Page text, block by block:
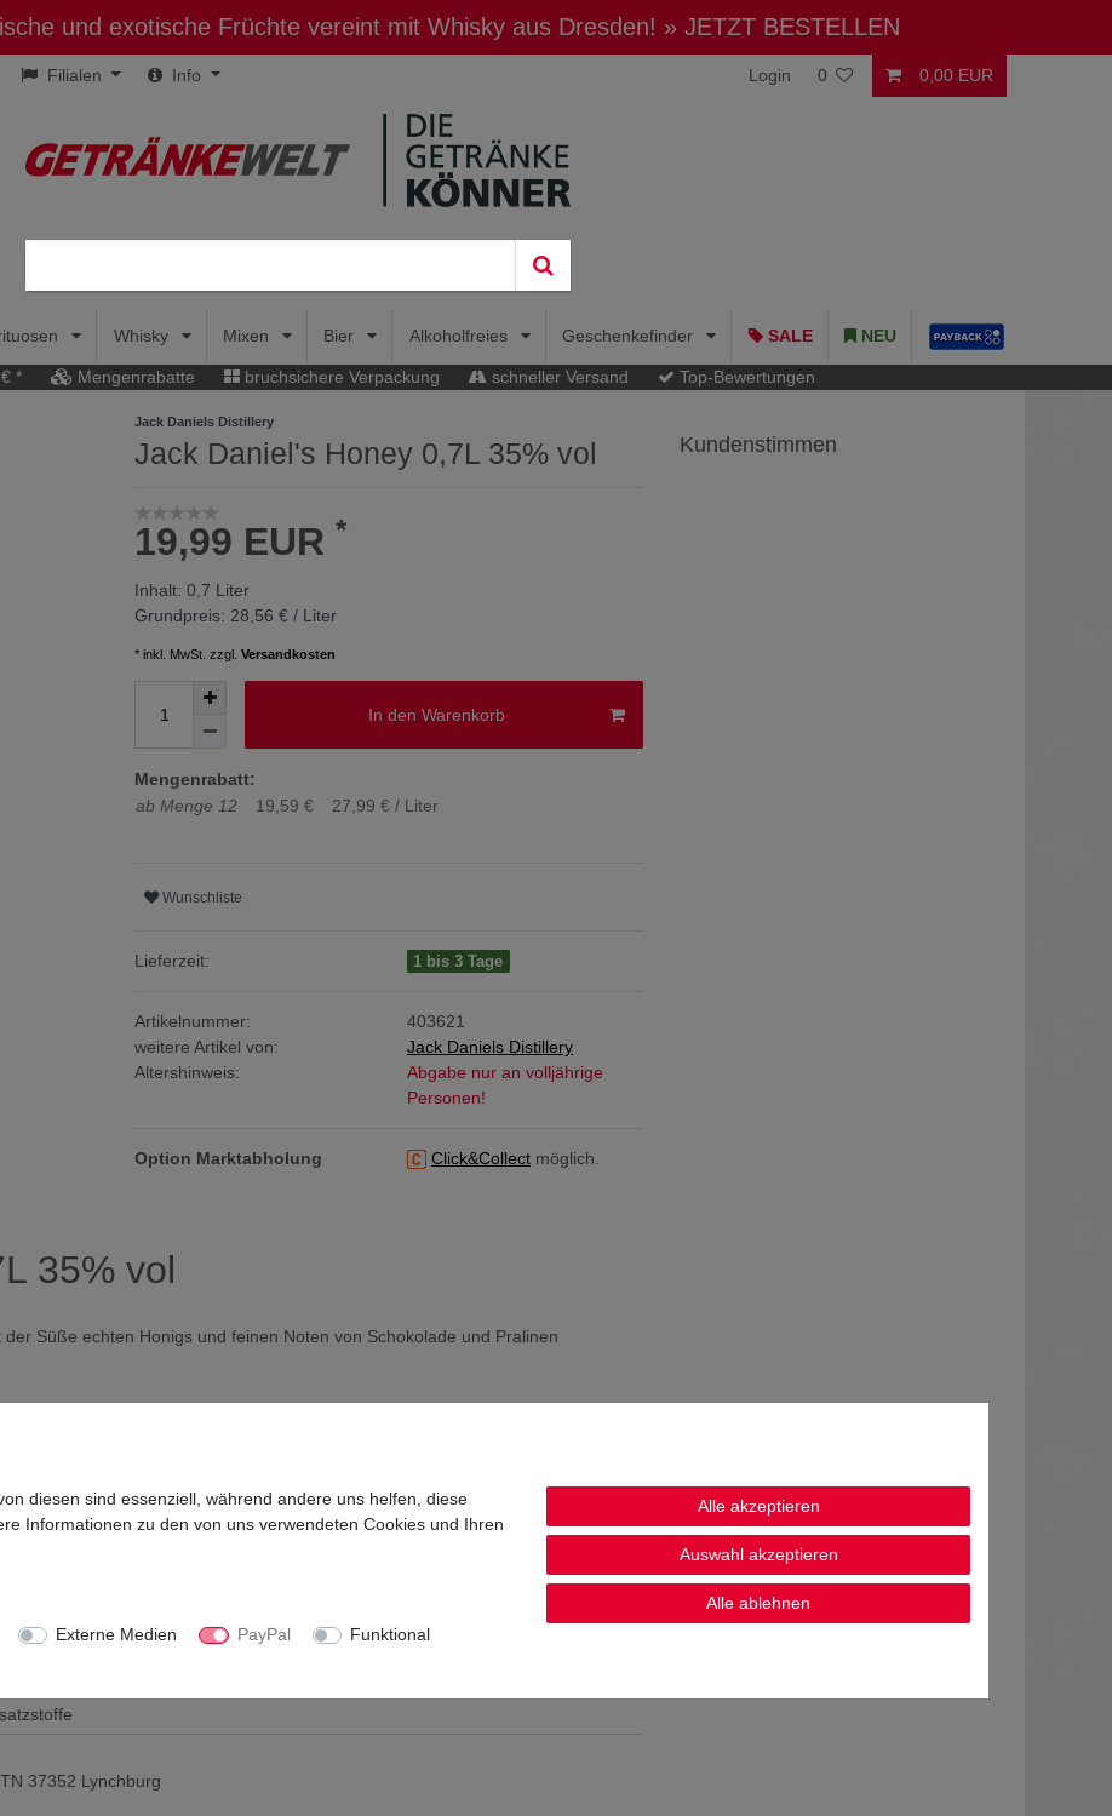
und exotische Früchte vereint mit Whisky aus Dresden! » JETZT BESTELLEN
Filialen Info Login 0 0,00 EUR
Whisky Mixen Bier Alkoholfreies Geschenkefinder SALE NEU
* Mengenrabatte bruchsichere Verpackung schneller Versand Top-Bewertungen
Jack Daniels Distillery
Jack Daniel's Honey 0,7L 35% vol
19,99 EUR *
Inhalt: 0,7 Liter
Grundpreis: 28,56 € / Liter
* inkl. MwSt. zzgl. Versandkosten
In den Warenkorb
Mengenrabatt:
ab Menge 12
19,59 € 27,99 € / Liter
Wunschliste
Lieferzeit: 1 bis 3 Tage
Artikelnummer:
403621
weitere Artikel von:
Jack Daniels Distillery
Altershinweis:
Abgabe nur an volljährige
Personen!
Option Marktabholung Click&Collect möglich.
35% vol
Süße echten Honigs und feinen Noten von Schokolade und Pralinen
Aroma von Jack Daniel's Old No.7
37352 Lynchburg
Kundenstimmen
diesen sind essenziell, während andere uns helfen, diese
Informationen zu den von uns verwendeten Cookies und Ihren
Externe Medien PayPal
Funktional
Alle akzeptieren
Auswahl akzeptieren
Alle ablehnen